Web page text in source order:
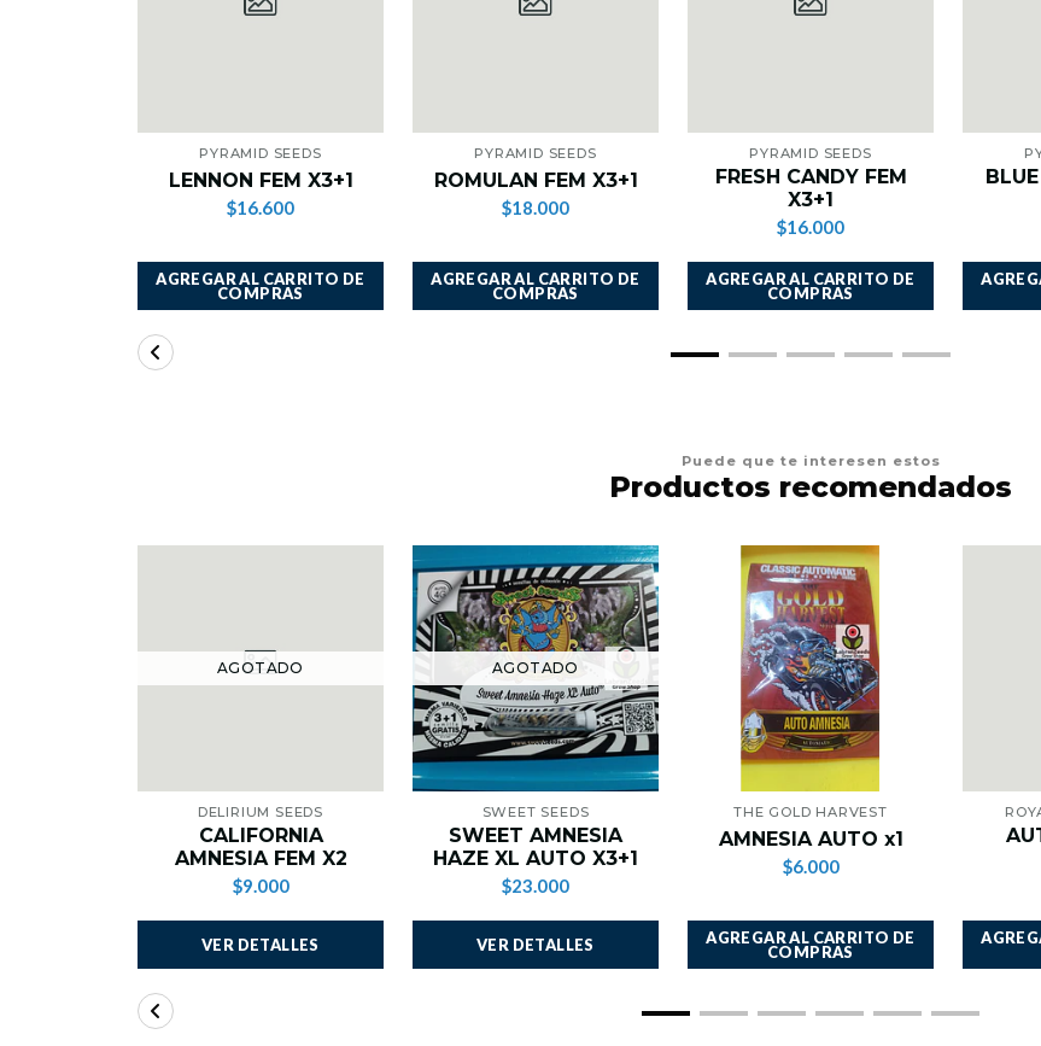
PYRAMID SEEDS
LENNON FEM X3+1
$16.600
AGREGAR AL CARRITO DE
COMPRAS
PYRAMID SEEDS
ROMULAN FEM X3+1
$18.000
AGREGAR AL CARRITO DE
COMPRAS
PYRAMID SEEDS
FRESH CANDY FEM
X3+1
$16.000
AGREGAR AL CARRITO DE
COMPRAS
Puede que te interesen estos
Productos recomendados
AGOTADO
DELIRIUM SEEDS
CALIFORNIA
AMNESIA FEM X2
$9.000
VER DETALLES
AGOTADO
SWEET SEEDS
SWEET AMNESIA
HAZE XL AUTO X3+1
$23.000
VER DETALLES
THE GOLD HARVEST
AMNESIA AUTO x1
$6.000
AGREGAR AL CARRITO DE
COMPRAS